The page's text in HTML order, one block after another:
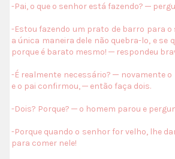
-Pai, o que o senhor está fazendo? ─
-Estou fazendo um prato de barro para o
a única maneira dele não quebra-lo, e se
porque é barato mesmo! ─ respondeu
-É realmente necessário? ─ novamente
e o pai confirmou, ─ então faça dois.
-Dois? Porque? ─ o homem parou e
-Porque quando o senhor for velho, lhe
para comer nele!